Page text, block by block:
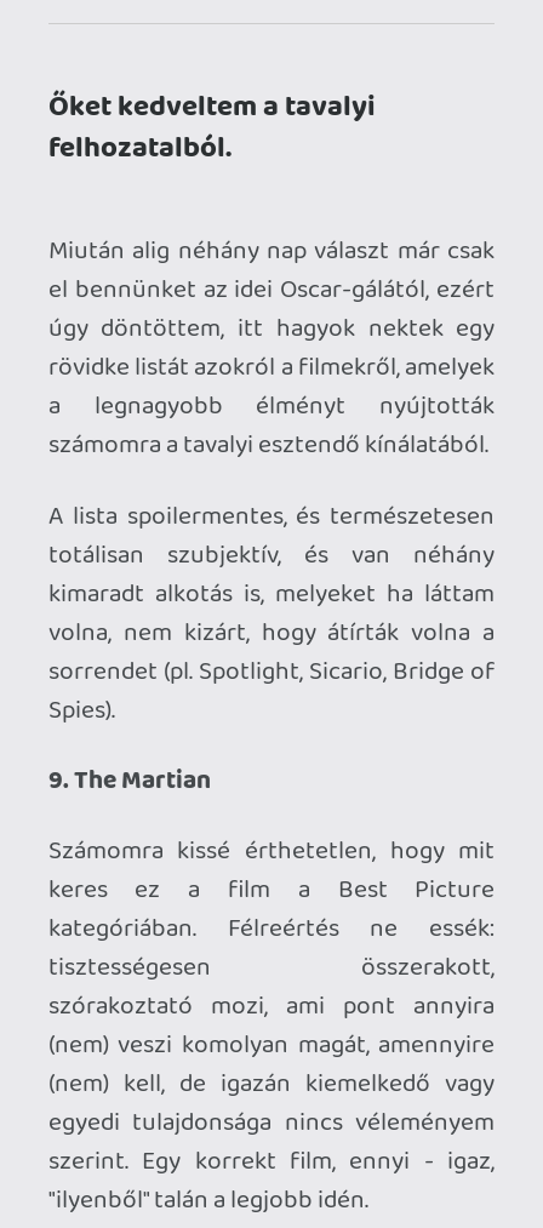
totálisan szubjektív, és van néhány
kimaradt alkotás is, melyeket ha láttam
volna, nem kizárt, hogy átírták volna a
9. The Martian
Számomra kissé érthetetlen, hogy mit
keres ez a film a Best Picture
kategóriában. Félreértés ne essék:
tisztességesen összerakott,
szórakoztató mozi, ami pont annyira
egyedi tulajdonsága nincs véleményem
szerint. Egy korrekt film, ennyi - igaz,
"ilyenből" talán a legjobb idén.
8. Ex Machina
Forgatókönyvíróként Alex Garland
bizonyított már korábban, rendezői
meggyőzőbbre sikeredett. Rég kaptunk
thrillert (talán pont a Garlandhoz is
köthető Sunshine volt az utolsó), az Ex
Machina azonban ilyen: elképesztően
precízen építkezik, rengeteg
feszültséggel és remek alakításokkal.
7. Saul fia
Megmondom őszintén, én eddig még
egyszer sem tudtam úgy igazán
lelkesedni hazai film iránt, a Saul fia
azonban meggyőzött - pedig bőven
zakatolt már a hype-vonat, amikor
felültem rá, de ekkora elvárásokkal sem